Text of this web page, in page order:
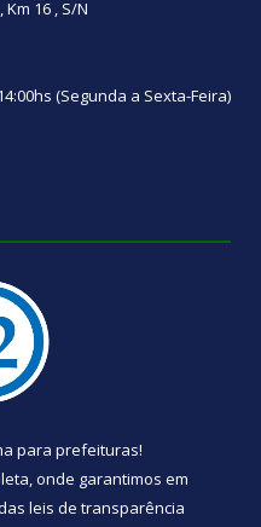
16 , S/N
(Segunda a Sexta-Feira)
para prefeituras!
onde garantimos em
leis de transparência